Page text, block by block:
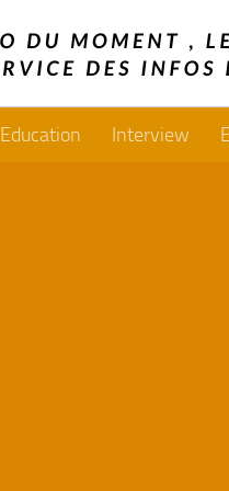
Education Interview